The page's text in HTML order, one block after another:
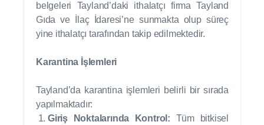
belgeleri Tayland’daki ithalatçı firma Tayland
Gıda ve İlaç İdaresi’ne sunmakta olup süreç
yine ithalatçı tarafından takip edilmektedir.
Karantina İşlemleri
Tayland’da karantina işlemleri belirli bir sırada
yapılmaktadır:
Giriş Noktalarında Kontrol: Tüm bitkisel